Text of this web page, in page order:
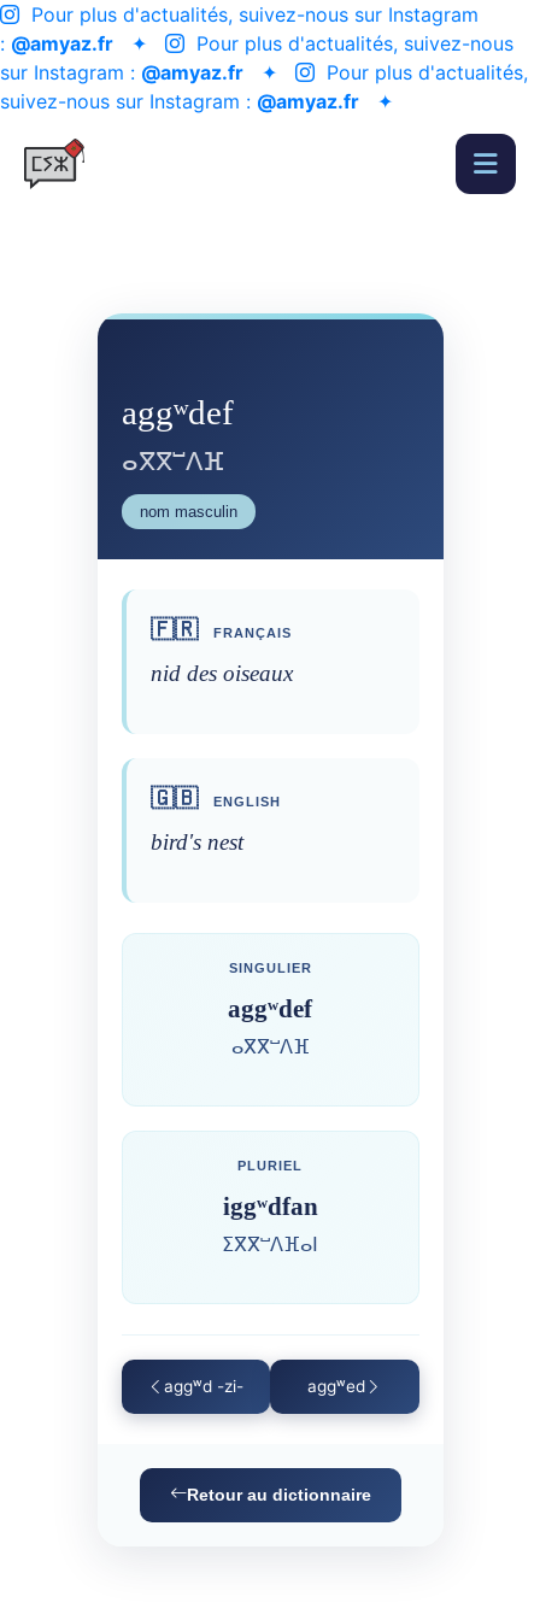
Pour plus d'actualités, suivez-nous sur Instagram
: @amyaz.fr ✦
Pour plus d'actualités, suivez-nous
sur Instagram : @amyaz.fr ✦
Pour plus d'actualités,
suivez-nous sur Instagram : @amyaz.fr ✦
aggʷdef
ⴰⴳⴳⵯⴷⴼ
nom masculin
🇫🇷 FRANÇAIS
nid des oiseaux
🇬🇧 ENGLISH
bird's nest
SINGULIER
aggʷdef
ⴰⴳⴳⵯⴷⴼ
PLURIEL
iggʷdfan
ⵉⴳⴳⵯⴷⴼⴰⵏ
aggʷd -zi- aggʷed
Retour au dictionnaire